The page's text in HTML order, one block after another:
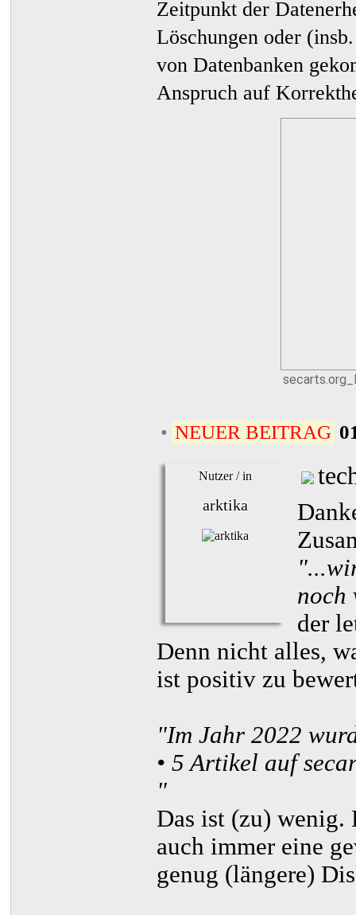
Zeitpunkt der
Löschungen oder
von Datenbanken
Anspruch auf
• NEUER BEITRAG
Nutzer / in
arktika
noch
der
Denn nicht alles,
ist positiv zu
"Im Jahr 2022
• 5 Artikel auf
"
Das ist (zu) wenig.
auch immer eine
genug (längere)